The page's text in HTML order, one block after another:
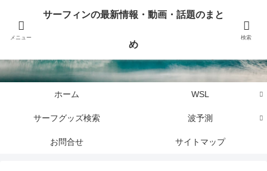
サーフィンに関するニュース・話題や最新情報を写真、画像、動画でまとめて
ホーム WSL
サーフグッズ検索 波予測
お問合せ サイトマップ
メニュー
サーフィンの最新情報・動画・話題のまと
め
検索